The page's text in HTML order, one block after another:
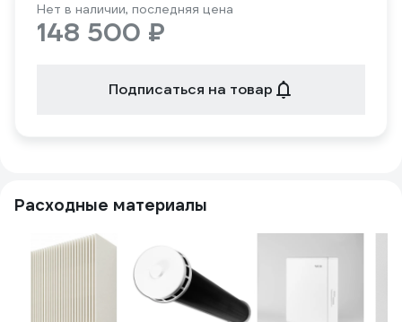
Нет в наличии, последняя цена
148 500 ₽
Подписаться на товар
Расходные материалы